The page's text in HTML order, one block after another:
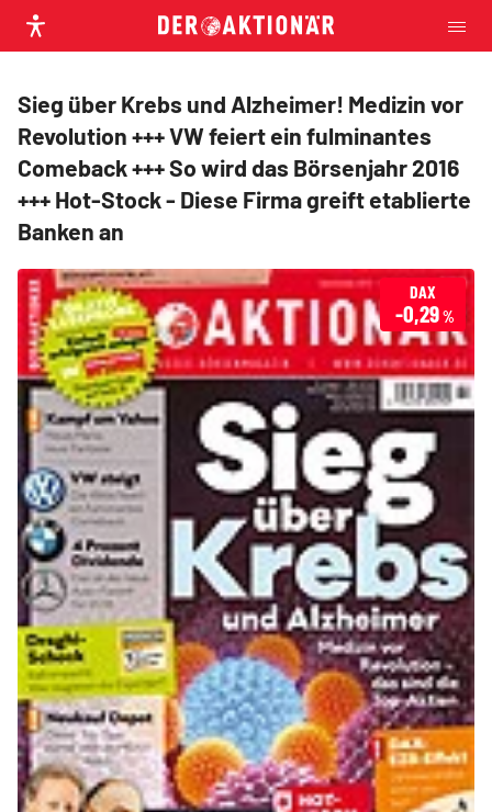
Sieg über Krebs und Alzheimer! Medizin vor
Revolution +++ VW feiert ein fulminantes
Comeback +++ So wird das Börsenjahr 2016
+++ Hot-Stock - Diese Firma greift etablierte
Banken an
DAX
-0,29%